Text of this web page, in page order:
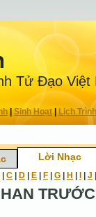
Tử Ðạo Việt
|Sinh Hoạt| Lịch Trình
Lời Nhạc
C D E F G H J
TRƯỚC